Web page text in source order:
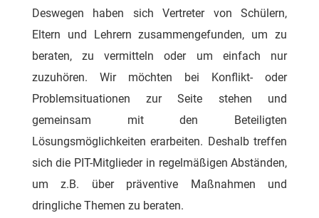
Deswegen haben sich Vertreter von Schülern,
Eltern und Lehrern zusammengefunden, um zu
beraten, zu vermitteln oder um einfach nur
zuzuhören. Wir möchten bei Konflikt- oder
Problemsituationen zur Seite stehen und
gemeinsam mit den Beteiligten
Lösungsmöglichkeiten erarbeiten. Deshalb treffen
sich die PIT-Mitglieder in regelmäßigen Abständen,
um z.B. über präventive Maßnahmen und
dringliche Themen zu beraten.